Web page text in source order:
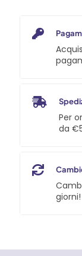
Per
da
giorni!